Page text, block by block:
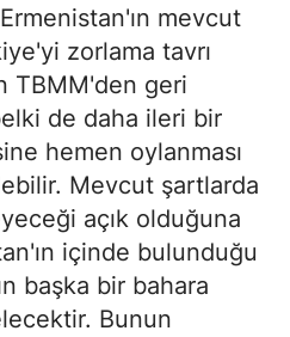
mevcut
zorlama tavrı
TBMM'den geri
de daha ileri bir
hemen oylanması
Mevcut şartlarda
açık olduğuna
içinde bulunduğu
başka bir bahara
Bunun